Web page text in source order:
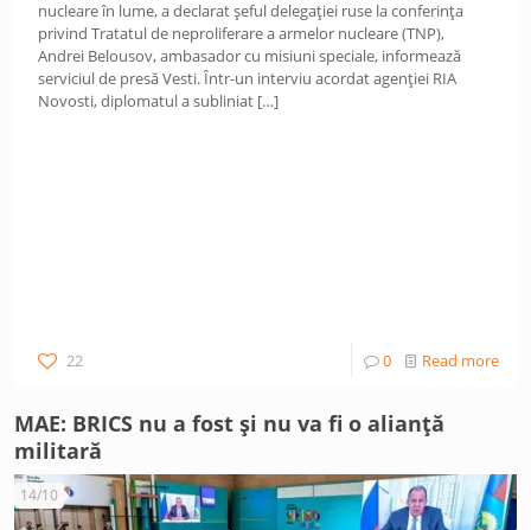
nucleare în lume, a declarat șeful delegației ruse la conferința
privind Tratatul de neproliferare a armelor nucleare (TNP),
Andrei Belousov, ambasador cu misiuni speciale, informează
serviciul de presă Vesti. Într-un interviu acordat agenției RIA
Novosti, diplomatul a subliniat […]
22 0 Read more
MAE: BRICS nu a fost și nu va fi o alianță
militară
14/10